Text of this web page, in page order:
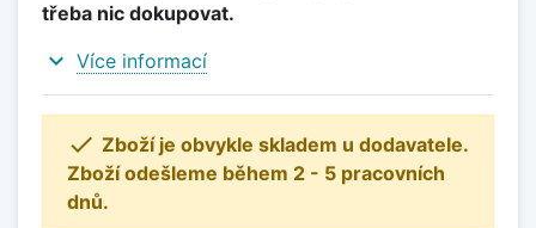
třeba nic dokupovat.
expand_more Více informací
 Zboží je obvykle skladem u dodavatele.
Zboží odešleme během 2 - 5 pracovních
dnů.